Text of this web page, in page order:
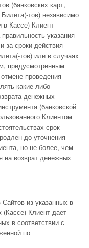
(банковских карт,
тов) независимо
в Кассе) Клиент
указания
за сроки действия
тов) или в случаях
предусмотренным
проведения
какие-либо
денежных
(банковской
Клиентом
срок
до уточнения
но не более, чем
на возврат денежных
из указанных в
Клиент дает
в соответствии с
по